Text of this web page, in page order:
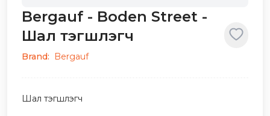
Bergauf - Boden Street -
Шал тэгшлэгч
Brand: Bergauf
Шал тэгшлэгч